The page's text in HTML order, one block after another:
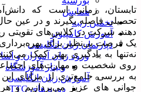
همایش
تخمین رتبه
آموزش کامپیوتر
دپارتمان زبان انگلیسی
ورود زبان آموزان و
وبینار آموزشگاه
آموزش زبان انگلیسی
دوره های TTC
تابستان، زمانی است که
تحصیلی فاصله بگیرند و در عین
دهند. شرکت در کلاس‌های تقویتی
یک فرصت بی‌نظیر برای
نه‌تنها به یادگیری بهتر کمک
روی شخصیت و مهارت‌های اجتماعی
به بررسی جامع‌تری از مزایای
جوانی های عزیز می‌پردازیم و